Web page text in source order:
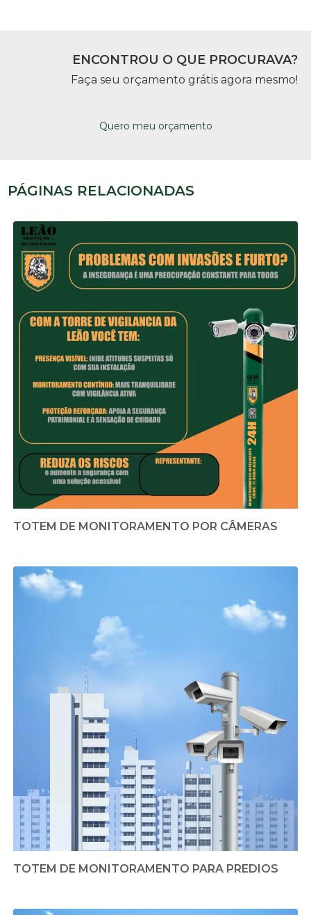
ENCONTROU O QUE PROCURAVA?
Faça seu orçamento grátis agora mesmo!
Quero meu orçamento
PÁGINAS RELACIONADAS
TOTEM DE MONITORAMENTO POR CÂMERAS
TOTEM DE MONITORAMENTO PARA PREDIOS